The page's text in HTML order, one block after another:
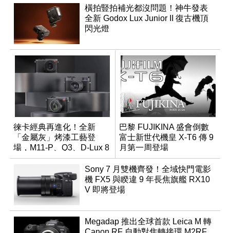
橫拍豎拍補光都沒問題！神牛發表
全新 Godox Lux Junior II 復古機頂
閃光燈
徠卡經典再進化！全新
「金屬灰」烤漆工藝登
場，M11-P、Q3、D-Lux 8
領銜換裝
巴黎 FUJIKINA 盛會倒數
富士新世代機皇 X-T6 傳 9
月第一周登場
Sony 7 月雙機齊發！全域快門電影
機 FX5 與睽違 9 年長焦旗艦 RX10
V 即將登場
Megadap 推出全球首款 Leica M 轉